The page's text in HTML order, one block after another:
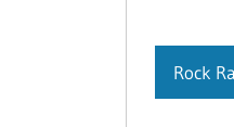
Rock